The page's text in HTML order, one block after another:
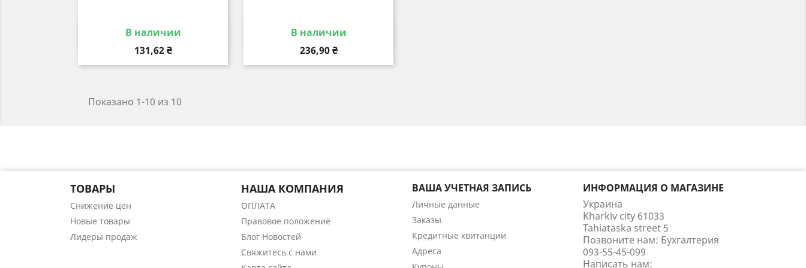
В наличии
Цена
131,62 ₴
Быстрый просмотр
В наличии
Цена
236,90 ₴
Быстрый просмотр
Показано 1-10 из 10
ТОВАРЫ
Снижение цен
Новые товары
Лидеры продаж
НАША КОМПАНИЯ
ОПЛАТА
Правовое положение
Блог Новостей
Свяжитесь с нами
ВАША УЧЕТНАЯ ЗАПИСЬ
Личные данные
Заказы
Кредитные квитанции
Адреса
ИНФОРМАЦИЯ О МАГАЗИНЕ
Украина
Kharkiv city 61033
Tahiataska street 5
Позвоните нам: Бухгалтерия
093-55-45-099
Написать нам: